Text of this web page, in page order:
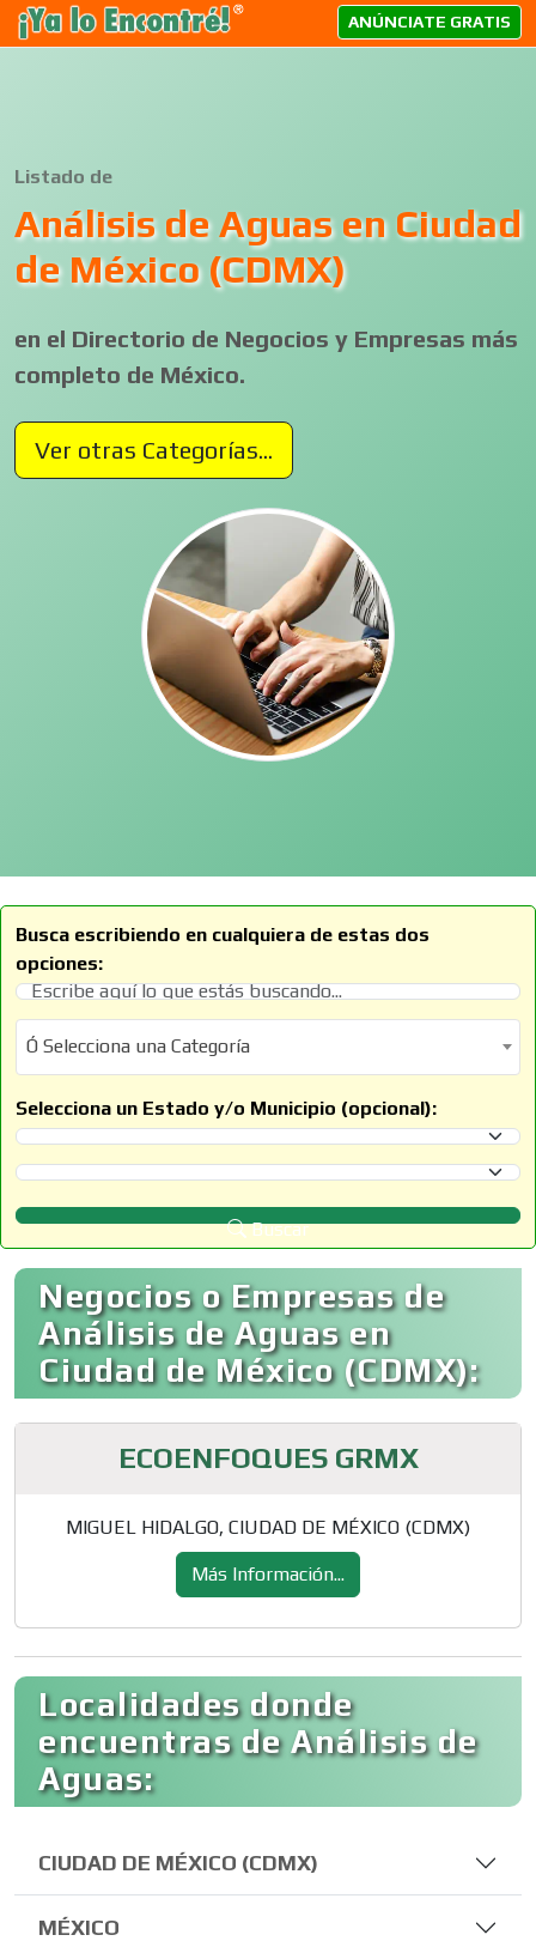
ANÚNCIATE GRATIS
Listado de
Análisis de Aguas en Ciudad
de México (CDMX)
en el Directorio de Negocios y Empresas más
completo de México.
Ver otras Categorías...
Busca escribiendo en cualquiera de estas dos
opciones:
Ó Selecciona una Categoría
Ó Selecciona una Categoría
Selecciona un Estado y/o Municipio (opcional):
Selecciona un Estado
Selecciona un Municipio
Buscar
Negocios o Empresas de
Análisis de Aguas en
Ciudad de México (CDMX):
ECOENFOQUES GRMX
MIGUEL HIDALGO, CIUDAD DE MÉXICO (CDMX)
Más Información...
Localidades donde
encuentras de Análisis de
Aguas:
CIUDAD DE MÉXICO (CDMX)
MÉXICO